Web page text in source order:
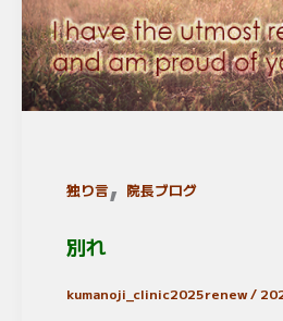
独り言, 院長ブログ
別れ
kumanoji_clinic2025renew/